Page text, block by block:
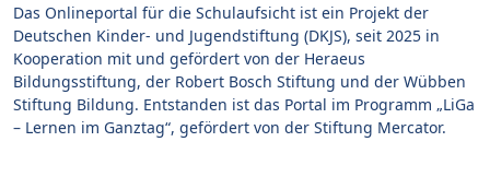
Das Onlineportal für die Schulaufsicht ist ein Projekt der
Deutschen Kinder- und Jugendstiftung (DKJS), seit 2025 in
Kooperation mit und gefördert von der Heraeus
Bildungsstiftung, der Robert Bosch Stiftung und der Wübben
Stiftung Bildung. Entstanden ist das Portal im Programm „LiGa
– Lernen im Ganztag“, gefördert von der Stiftung Mercator.